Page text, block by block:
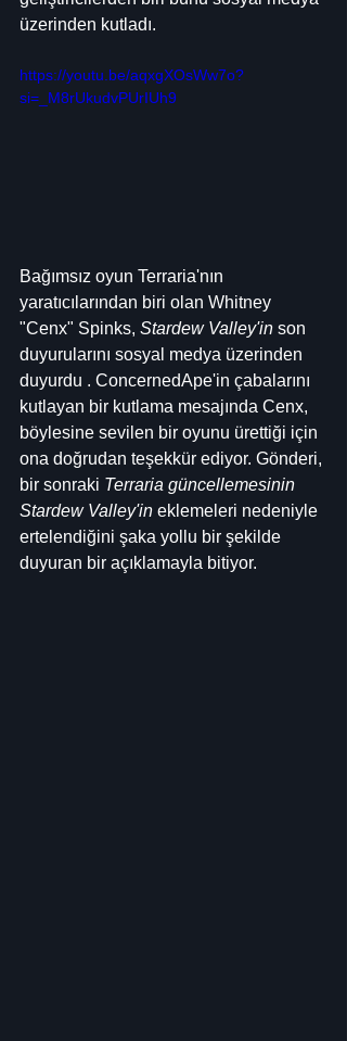
üzerinden kutladı.
https://youtu.be/aqxgXOsWw7o?
si=_M8rUkudvPUrIUh9
Bağımsız oyun Terraria'nın
yaratıcılarından biri olan Whitney
"Cenx" Spinks, Stardew Valley'in son
duyurularını sosyal medya üzerinden
duyurdu . ConcernedApe'in çabalarını
kutlayan bir kutlama mesajında ​​Cenx,
böylesine sevilen bir oyunu ürettiği için
ona doğrudan teşekkür ediyor. Gönderi,
bir sonraki Terraria güncellemesinin
Stardew Valley'in eklemeleri nedeniyle
ertelendiğini şaka yollu bir şekilde
duyuran bir açıklamayla bitiyor.